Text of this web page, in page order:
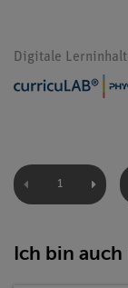
Digitale
Ich bin